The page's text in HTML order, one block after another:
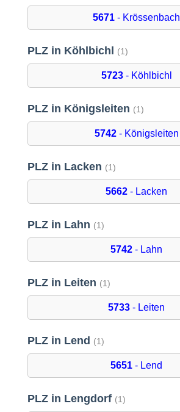
5671 - Krössenbach
PLZ in Köhlbichl (1)
5723- Köhlbichl
PLZ in Königsleiten (1)
5742- Königsleiten
PLZ in Lacken (1)
5662 - Lacken
PLZ in Lahn (1)
5742 - Lahn
PLZ in Leiten (1)
5733 - Leiten
PLZ in Lend (1)
5651 - Lend
PLZ in Lengdorf (1)